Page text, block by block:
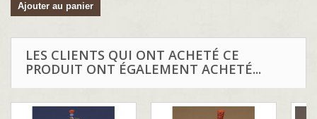
Ajouter au panier
LES CLIENTS QUI ONT ACHETÉ CE
PRODUIT ONT ÉGALEMENT ACHETÉ...